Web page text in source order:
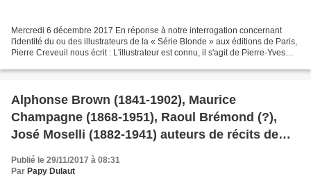
Mercredi 6 décembre 2017 En réponse à notre interrogation concernant
l'identité du ou des illustrateurs de la « Série Blonde » aux éditions de Paris,
Pierre Creveuil nous écrit : L'illustrateur est connu, il s'agit de Pierre-Yves
Alphonse Brown (1841-1902), Maurice
Champagne (1868-1951), Raoul Brémond (?),
José Moselli (1882-1941) auteurs de récits de
Publié le 29/11/2017 à 08:31
Par Papy Dulaut